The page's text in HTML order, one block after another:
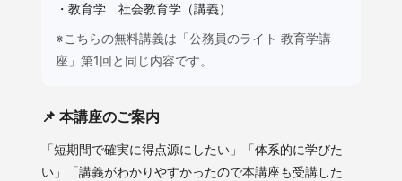
・教育学 社会教育学（講義）
※こちらの無料講義は「公務員のライト 教育学講
座」第1回と同じ内容です。
📌 本講座のご案内
「短期間で確実に得点源にしたい」「体系的に学びた
い」「講義がわかりやすかったので本講座も受講した